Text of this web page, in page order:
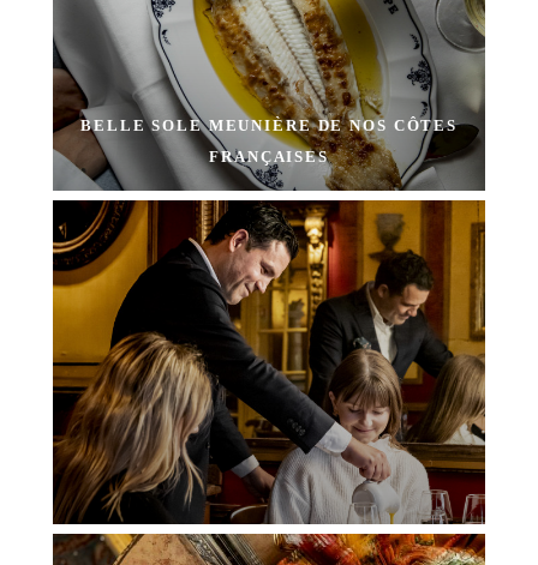
BELLE SOLE MEUNIÈRE DE NOS CÔTES
FRANÇAISES